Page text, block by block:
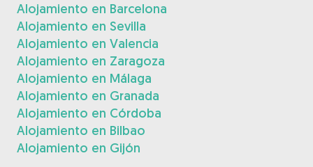
Alojamiento en Barcelona
Alojamiento en Sevilla
Alojamiento en Valencia
Alojamiento en Zaragoza
Alojamiento en Málaga
Alojamiento en Granada
Alojamiento en Córdoba
Alojamiento en Bilbao
Alojamiento en Gijón